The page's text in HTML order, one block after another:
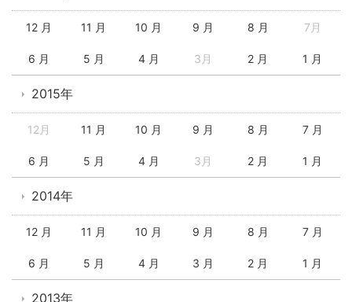
12 月 11 月 10 月 9 月 8 月 7月
6 月 5 月 4 月 3月 2 月 1 月
2015年
12月 11 月 10 月 9 月 8 月 7 月
6 月 5 月 4 月 3月 2 月 1 月
2014年
12 月 11 月 10 月 9 月 8 月 7 月
6 月 5 月 4 月 3 月 2 月 1 月
2013年